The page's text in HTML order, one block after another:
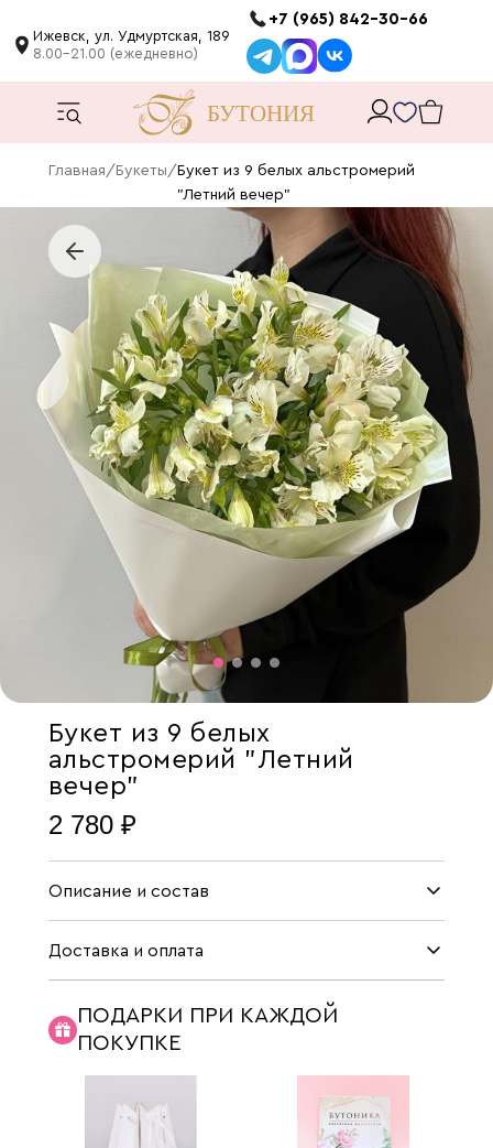
Ижевск, ул. Удмуртская, 189
8.00-21.00 (ежедневно)
+7 (965) 842-30-66
Главная/ Букеты/ Букет из 9 белых альстромерий
"Летний вечер"
Букет из 9 белых
альстромерий "Летний
вечер"
2 780 ₽
Описание и состав
Доставка и оплата
ПОДАРКИ ПРИ КАЖДОЙ
ПОКУПКЕ